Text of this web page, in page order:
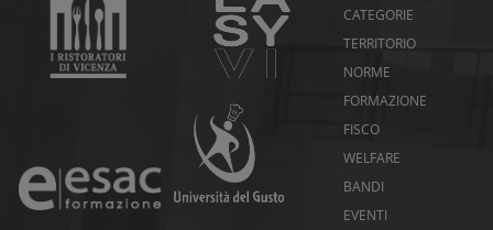
CATEGORIE
TERRITORIO
NORME
FORMAZIONE
FISCO
WELFARE
BANDI
EVENTI